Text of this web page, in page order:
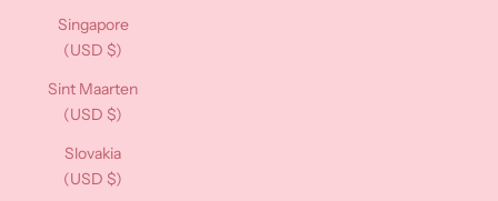
Singapore
(USD $)
Sint Maarten
(USD $)
Slovakia
(USD $)